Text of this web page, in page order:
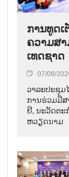
ການ​ທູດ​ເ
ຄວາມ​ສ
ເທດ​ຊາດ
07/08/
ວາ​ລະ​ປະ​ຊຸມ​
ການ​ຮ່ວມ​ມື​ສ
ຢີ, ນະ​ວັດ​ຕະ​
ຫວຽດ​ນາມ